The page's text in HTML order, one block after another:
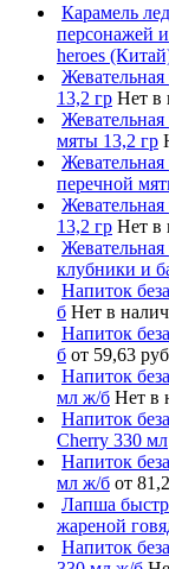
Карамель
персонажей
heroes
Жевательная
13,2 гр Нет в
Жевательная
мяты 13,2 гр
Жевательная
перечной
Жевательная
13,2 гр Нет в
Жевательная
клубники и
Напиток
б Нет в
Напиток
б от 59,63
Напиток
мл ж/б Нет в
Напиток
Cherry 330 мл
Напиток
мл ж/б от
Лапша
жареной
Напиток